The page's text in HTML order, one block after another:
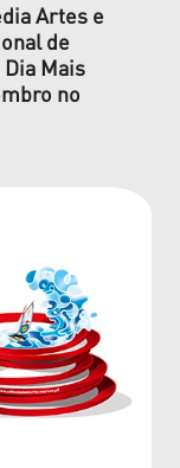
Artes e
de
Mais
no